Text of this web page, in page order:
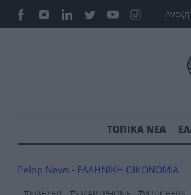
ΤΟΠΙΚΑ ΝΕΑ
Pelop News - ΕΛΛΗΝΙΚΗ ΟΙΚΟΝΟΜΙΑ